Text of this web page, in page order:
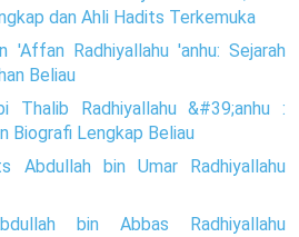
dan Ahli Hadits Terkemuka
'Affan Radhiyallahu 'anhu: Sejarah
Beliau
Thalib Radhiyallahu &#39;anhu :
Biografi Lengkap Beliau
Abdullah bin Umar Radhiyallahu
bin Abbas Radhiyallahu